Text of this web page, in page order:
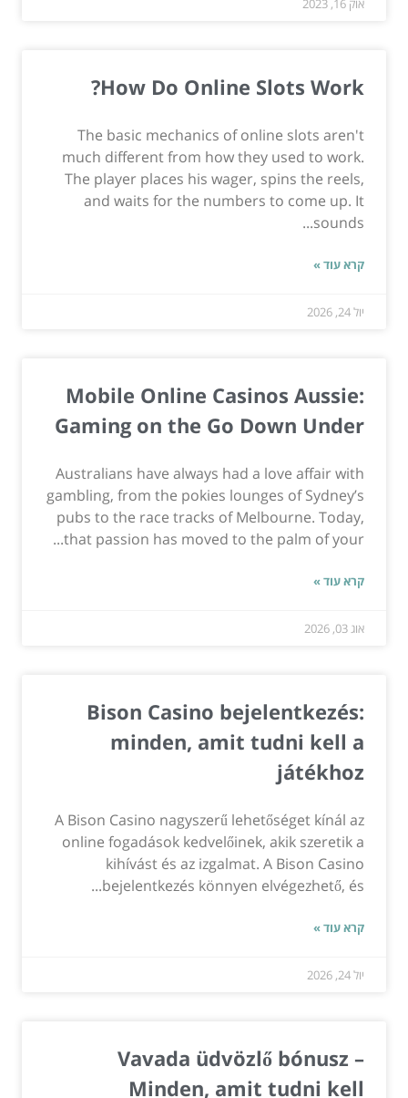
אוק 16, 2023
How Do Online Slots Work?
The basic mechanics of online slots aren't
much different from how they used to work.
The player places his wager, spins the reels,
and waits for the numbers to come up. It
sounds...
קרא עוד »
יול 24, 2026
Mobile Online Casinos Aussie:
Gaming on the Go Down Under
Australians have always had a love affair with
gambling, from the pokies lounges of Sydney’s
pubs to the race tracks of Melbourne. Today,
that passion has moved to the palm of your...
קרא עוד »
אוג 03, 2026
Bison Casino bejelentkezés:
minden, amit tudni kell a
játékhoz
A Bison Casino nagyszerű lehetőséget kínál az
online fogadások kedvelőinek, akik szeretik a
kihívást és az izgalmat. A Bison Casino
bejelentkezés könnyen elvégezhető, és...
קרא עוד »
יול 24, 2026
Vavada üdvözlő bónusz –
Minden, amit tudni kell